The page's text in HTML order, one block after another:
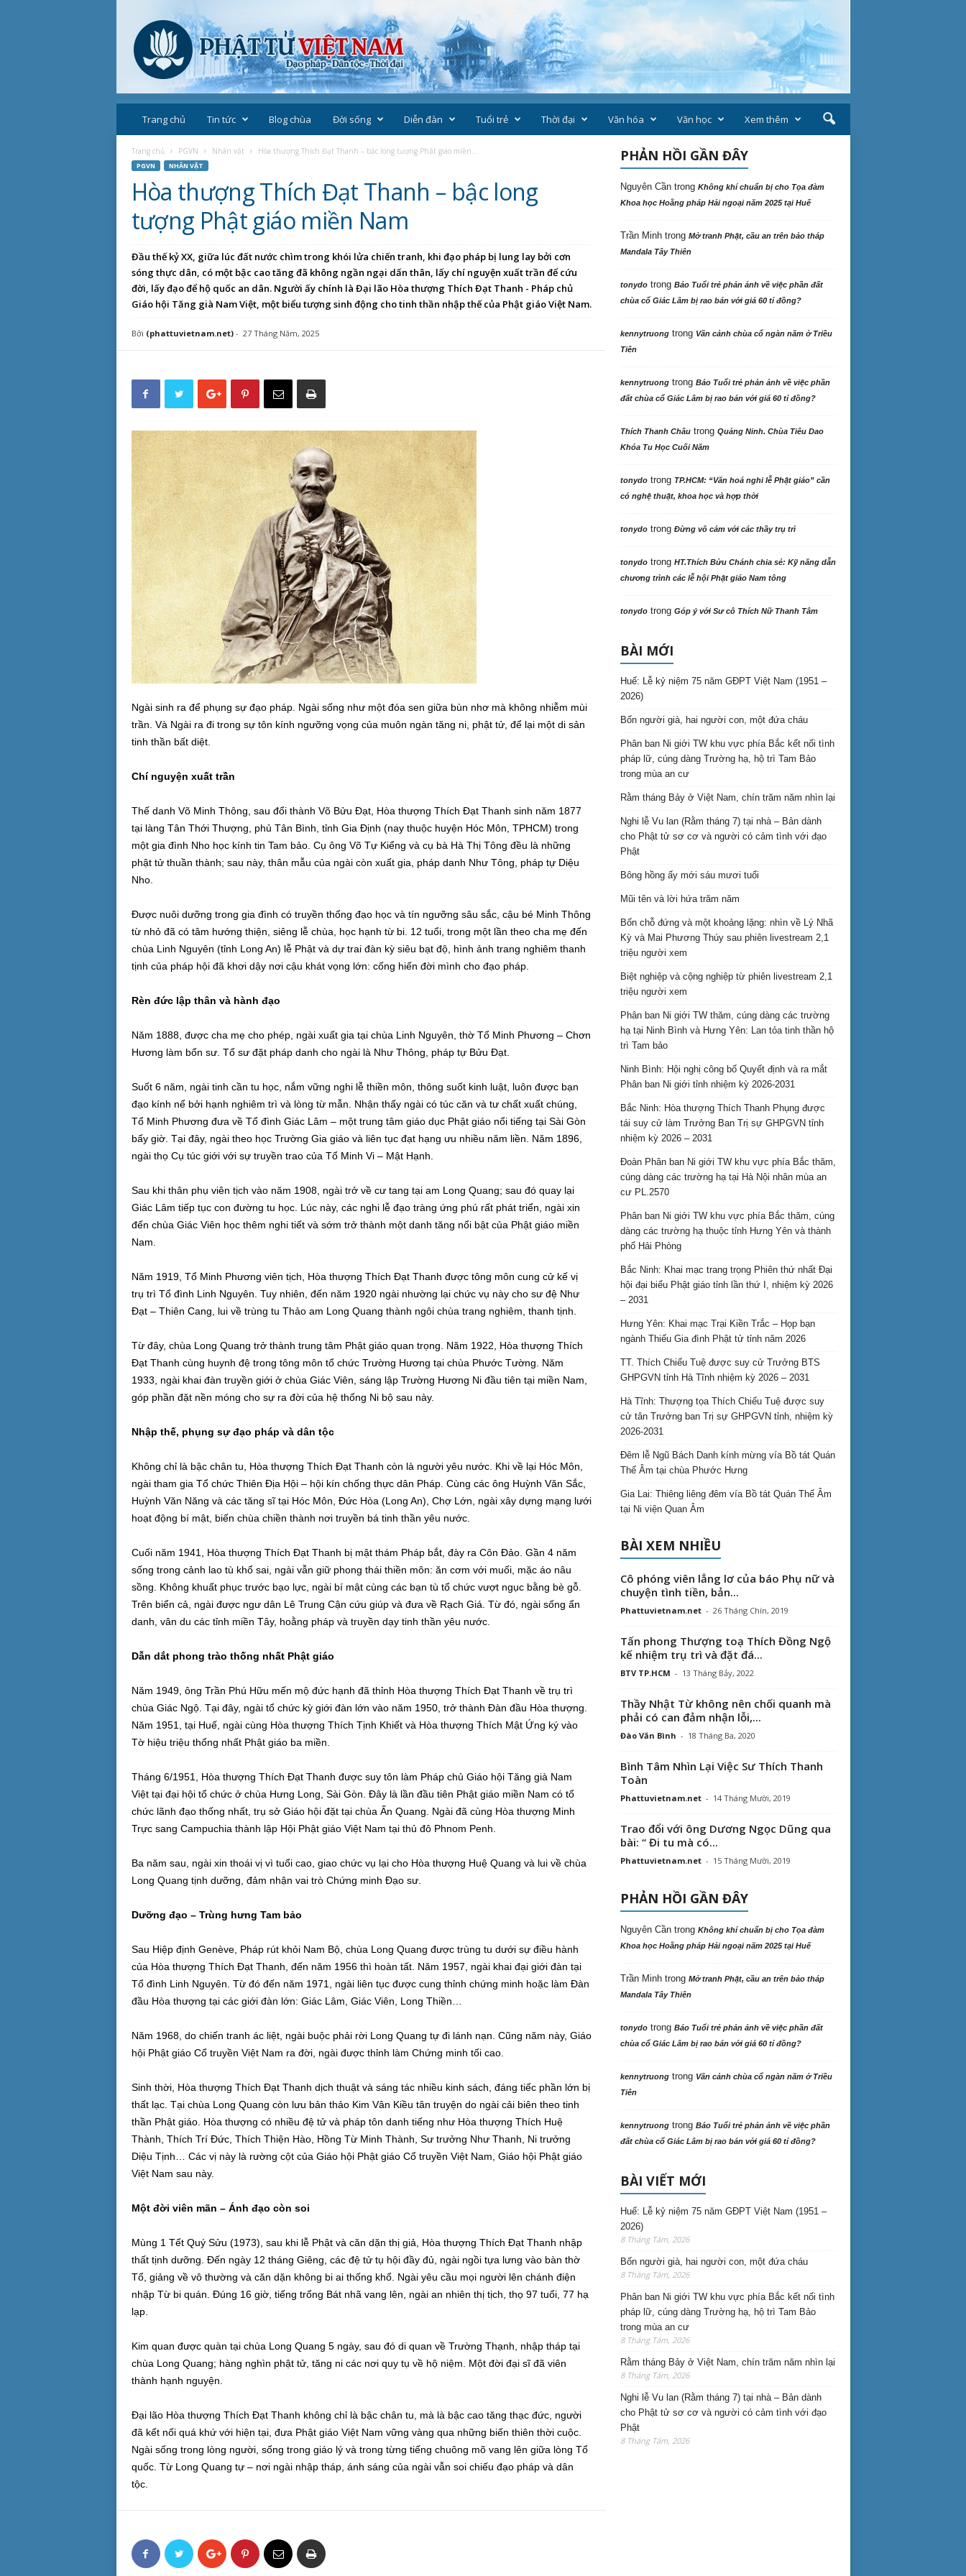
Trang chủ Tin tức Blog chùa Đời sống Diễn đàn Tuổi trẻ Thời đại Văn hóa Văn học Xem thêm
Trang chủ PGVN Nhân vật Hòa thượng Thích Đạt Thanh – bậc long tượng Phật giáo miền...
PGVN NHÂN VẬT
Hòa thượng Thích Đạt Thanh – bậc long
tượng Phật giáo miền Nam
Đầu thế kỷ XX, giữa lúc đất nước chìm trong khói lửa chiến tranh, khi đạo pháp bị lung lay bởi cơn
sóng thực dân, có một bậc cao tăng đã không ngần ngại dấn thân, lấy chí nguyện xuất trần để cứu
đời, lấy đạo để hộ quốc an dân. Người ấy chính là Đại lão Hòa thượng Thích Đạt Thanh - Pháp chủ
Giáo hội Tăng già Nam Việt, một biểu tượng sinh động cho tinh thần nhập thế của Phật giáo Việt Nam.
Bởi (phattuvietnam.net)- 27 Tháng Năm, 2025
Ngài sinh ra để phụng sự đạo pháp. Ngài sống như một đóa sen giữa bùn nhơ mà không nhiễm mùi
trần. Và Ngài ra đi trong sự tôn kính ngưỡng vọng của muôn ngàn tăng ni, phật tử, để lại một di sản
tinh thần bất diệt.
Chí nguyện xuất trần
Thế danh Võ Minh Thông, sau đổi thành Võ Bửu Đạt, Hòa thượng Thích Đạt Thanh sinh năm 1877
tại làng Tân Thới Thượng, phủ Tân Bình, tỉnh Gia Định (nay thuộc huyện Hóc Môn, TPHCM) trong
một gia đình Nho học kính tin Tam bảo. Cụ ông Võ Tự Kiểng và cụ bà Hà Thị Tông đều là những
phật tử thuần thành; sau này, thân mẫu của ngài còn xuất gia, pháp danh Như Tông, pháp tự Diệu
Nho.
Được nuôi dưỡng trong gia đình có truyền thống đạo học và tín ngưỡng sâu sắc, cậu bé Minh Thông
từ nhỏ đã có tâm hướng thiện, siêng lễ chùa, học hạnh từ bi. 12 tuổi, trong một lần theo cha mẹ đến
chùa Linh Nguyên (tỉnh Long An) lễ Phật và dự trai đàn kỳ siêu bạt độ, hình ảnh trang nghiêm thanh
tịnh của pháp hội đã khơi dậy nơi cậu khát vọng lớn: cống hiến đời mình cho đạo pháp.
Rèn đức lập thân và hành đạo
Năm 1888, được cha mẹ cho phép, ngài xuất gia tại chùa Linh Nguyên, thờ Tổ Minh Phương – Chơn
Hương làm bổn sư. Tổ sư đặt pháp danh cho ngài là Như Thông, pháp tự Bửu Đạt.
Suốt 6 năm, ngài tinh cần tu học, nắm vững nghi lễ thiền môn, thông suốt kinh luật, luôn được bạn
đạo kính nể bởi hạnh nghiêm trì và lòng từ mẫn. Nhận thấy ngài có túc căn và tư chất xuất chúng,
Tổ Minh Phương đưa về Tổ đình Giác Lâm – một trung tâm giáo dục Phật giáo nổi tiếng tại Sài Gòn
bấy giờ. Tại đây, ngài theo học Trường Gia giáo và liên tục đạt hạng ưu nhiều năm liền. Năm 1896,
ngài thọ Cụ túc giới với sự truyền trao của Tổ Minh Vi – Mật Hạnh.
Sau khi thân phụ viên tịch vào năm 1908, ngài trở về cư tang tại am Long Quang; sau đó quay lại
Giác Lâm tiếp tục con đường tu học. Lúc này, các nghi lễ đạo tràng ứng phú rất phát triển, ngài xin
đến chùa Giác Viên học thêm nghi tiết và sớm trở thành một danh tăng nổi bật của Phật giáo miền
Nam.
Năm 1919, Tổ Minh Phương viên tịch, Hòa thượng Thích Đạt Thanh được tông môn cung cử kế vị
trụ trì Tổ đình Linh Nguyên. Tuy nhiên, đến năm 1920 ngài nhường lại chức vụ này cho sư đệ Như
Đạt – Thiên Cang, lui về trùng tu Thảo am Long Quang thành ngôi chùa trang nghiêm, thanh tịnh.
Từ đây, chùa Long Quang trở thành trung tâm Phật giáo quan trọng. Năm 1922, Hòa thượng Thích
Đạt Thanh cùng huynh đệ trong tông môn tổ chức Trường Hương tại chùa Phước Tường. Năm
1933, ngài khai đàn truyền giới ở chùa Giác Viên, sáng lập Trường Hương Ni đầu tiên tại miền Nam,
góp phần đặt nền móng cho sự ra đời của hệ thống Ni bộ sau này.
Nhập thế, phụng sự đạo pháp và dân tộc
Không chỉ là bậc chân tu, Hòa thượng Thích Đạt Thanh còn là người yêu nước. Khi về lại Hóc Môn,
ngài tham gia Tổ chức Thiên Địa Hội – hội kín chống thực dân Pháp. Cùng các ông Huỳnh Văn Sắc,
Huỳnh Văn Năng và các tăng sĩ tại Hóc Môn, Đức Hòa (Long An), Chợ Lớn, ngài xây dựng mạng lưới
hoạt động bí mật, biến chùa chiền thành nơi truyền bá tinh thần yêu nước.
Cuối năm 1941, Hòa thượng Thích Đạt Thanh bị mật thám Pháp bắt, đày ra Côn Đảo. Gần 4 năm
sống trong cảnh lao tù khổ sai, ngài vẫn giữ phong thái thiền môn: ăn cơm với muối, mặc áo nâu
sồng. Không khuất phục trước bạo lực, ngài bí mật cùng các bạn tù tổ chức vượt ngục bằng bè gỗ.
Trên biển cả, ngài được ngư dân Lê Trung Cận cứu giúp và đưa về Rạch Giá. Từ đó, ngài sống ẩn
danh, vân du các tỉnh miền Tây, hoằng pháp và truyền dạy tinh thần yêu nước.
Dẫn dắt phong trào thống nhất Phật giáo
Năm 1949, ông Trần Phú Hữu mến mộ đức hạnh đã thỉnh Hòa thượng Thích Đạt Thanh về trụ trì
chùa Giác Ngộ. Tại đây, ngài tổ chức kỳ giới đàn lớn vào năm 1950, trở thành Đàn đầu Hòa thượng.
Năm 1951, tại Huế, ngài cùng Hòa thượng Thích Tịnh Khiết và Hòa thượng Thích Mật Ứng ký vào
Tờ hiệu triệu thống nhất Phật giáo ba miền.
Tháng 6/1951, Hòa thượng Thích Đạt Thanh được suy tôn làm Pháp chủ Giáo hội Tăng già Nam
Việt tại đại hội tổ chức ở chùa Hưng Long, Sài Gòn. Đây là lần đầu tiên Phật giáo miền Nam có tổ
chức lãnh đạo thống nhất, trụ sở Giáo hội đặt tại chùa Ấn Quang. Ngài đã cùng Hòa thượng Minh
Trực sang Campuchia thành lập Hội Phật giáo Việt Nam tại thủ đô Phnom Penh.
Ba năm sau, ngài xin thoái vị vì tuổi cao, giao chức vụ lại cho Hòa thượng Huệ Quang và lui về chùa
Long Quang tịnh dưỡng, đảm nhận vai trò Chứng minh Đạo sư.
Dưỡng đạo – Trùng hưng Tam bảo
Sau Hiệp định Genève, Pháp rút khỏi Nam Bộ, chùa Long Quang được trùng tu dưới sự điều hành
của Hòa thượng Thích Đạt Thanh, đến năm 1956 thì hoàn tất. Năm 1957, ngài khai đại giới đàn tại
Tổ đình Linh Nguyên. Từ đó đến năm 1971, ngài liên tục được cung thỉnh chứng minh hoặc làm Đàn
đầu Hòa thượng tại các giới đàn lớn: Giác Lâm, Giác Viên, Long Thiền…
Năm 1968, do chiến tranh ác liệt, ngài buộc phải rời Long Quang tự đi lánh nạn. Cũng năm này, Giáo
hội Phật giáo Cổ truyền Việt Nam ra đời, ngài được thỉnh làm Chứng minh tối cao.
Sinh thời, Hòa thượng Thích Đạt Thanh dịch thuật và sáng tác nhiều kinh sách, đáng tiếc phần lớn bị
thất lạc. Tại chùa Long Quang còn lưu bản thảo Kim Vân Kiều tân truyện do ngài cải biên theo tinh
thần Phật giáo. Hòa thượng có nhiều đệ tử và pháp tôn danh tiếng như Hòa thượng Thích Huệ
Thành, Thích Trí Đức, Thích Thiện Hào, Hồng Từ Minh Thành, Sư trưởng Như Thanh, Ni trưởng
Diệu Tịnh… Các vị này là rường cột của Giáo hội Phật giáo Cổ truyền Việt Nam, Giáo hội Phật giáo
Việt Nam sau này.
Một đời viên mãn – Ánh đạo còn soi
Mùng 1 Tết Quý Sửu (1973), sau khi lễ Phật và căn dặn thị giả, Hòa thượng Thích Đạt Thanh nhập
thất tịnh dưỡng. Đến ngày 12 tháng Giêng, các đệ tử tụ hội đầy đủ, ngài ngồi tựa lưng vào bàn thờ
Tổ, giảng về vô thường và căn dặn không bi ai thống khổ. Ngài yêu cầu mọi người lên chánh điện
nhập Từ bi quán. Đúng 16 giờ, tiếng trống Bát nhã vang lên, ngài an nhiên thị tịch, thọ 97 tuổi, 77 hạ
lạp.
Kim quan được quàn tại chùa Long Quang 5 ngày, sau đó di quan về Trường Thạnh, nhập tháp tại
chùa Long Quang; hàng nghìn phật tử, tăng ni các nơi quy tụ về hộ niệm. Một đời đại sĩ đã viên
thành hạnh nguyện.
Đại lão Hòa thượng Thích Đạt Thanh không chỉ là bậc chân tu, mà là bậc cao tăng thạc đức, người
đã kết nối quá khứ với hiện tại, đưa Phật giáo Việt Nam vững vàng qua những biến thiên thời cuộc.
Ngài sống trong lòng người, sống trong giáo lý và trong từng tiếng chuông mõ vang lên giữa lòng Tổ
quốc. Từ Long Quang tự – nơi ngài nhập tháp, ánh sáng của ngài vẫn soi chiếu đạo pháp và dân
tộc.
PHẢN HỒI GẦN ĐÂY
Nguyên Cầntrong Không khí chuẩn bị cho Tọa đàm
Khoa học Hoằng pháp Hải ngoại năm 2025 tại Huế
Trần Minhtrong Mở tranh Phật, cầu an trên bảo tháp
Mandala Tây Thiên
tonydotrong Báo Tuổi trẻ phản ảnh về việc phần đất
chùa cổ Giác Lâm bị rao bán với giá 60 tỉ đồng?
kennytruongtrong Vãn cảnh chùa cổ ngàn năm ở Triều
Tiên
kennytruongtrong Báo Tuổi trẻ phản ảnh về việc phần
đất chùa cổ Giác Lâm bị rao bán với giá 60 tỉ đồng?
Thích Thanh Châutrong Quảng Ninh. Chùa Tiêu Dao
Khóa Tu Học Cuối Năm
tonydotrong TP.HCM: “Văn hoá nghi lễ Phật giáo” cần
có nghệ thuật, khoa học và hợp thời
tonydotrong Đừng vô cảm với các thầy trụ trì
tonydotrong HT.Thích Bửu Chánh chia sẻ: Kỹ năng dẫn
chương trình các lễ hội Phật giáo Nam tông
tonydotrong Góp ý với Sư cô Thích Nữ Thanh Tâm
BÀI MỚI
Huế: Lễ kỷ niệm 75 năm GĐPT Việt Nam (1951 –
2026)
Bốn người già, hai người con, một đứa cháu
Phân ban Ni giới TW khu vực phía Bắc kết nối tình
pháp lữ, cúng dàng Trường hạ, hộ trì Tam Bảo
trong mùa an cư
Rằm tháng Bảy ở Việt Nam, chín trăm năm nhìn lại
Nghi lễ Vu lan (Rằm tháng 7) tại nhà – Bản dành
cho Phật tử sơ cơ và người có cảm tình với đạo
Phật
Bông hồng ấy mới sáu mươi tuổi
Mũi tên và lời hứa trăm năm
Bốn chỗ đứng và một khoảng lặng: nhìn về Lý Nhã
Kỳ và Mai Phương Thúy sau phiên livestream 2,1
triệu người xem
Biệt nghiệp và cộng nghiệp từ phiên livestream 2,1
triệu người xem
Phân ban Ni giới TW thăm, cúng dàng các trường
hạ tại Ninh Bình và Hưng Yên: Lan tỏa tinh thần hộ
trì Tam bảo
Ninh Bình: Hội nghị công bố Quyết định và ra mắt
Phân ban Ni giới tỉnh nhiệm kỳ 2026-2031
Bắc Ninh: Hòa thượng Thích Thanh Phụng được
tái suy cử làm Trưởng Ban Trị sự GHPGVN tỉnh
nhiệm kỳ 2026 – 2031
Đoàn Phân ban Ni giới TW khu vực phía Bắc thăm,
cúng dàng các trường hạ tại Hà Nội nhân mùa an
cư PL.2570
Phân ban Ni giới TW khu vực phía Bắc thăm, cúng
dàng các trường hạ thuộc tỉnh Hưng Yên và thành
phố Hải Phòng
Bắc Ninh: Khai mạc trang trọng Phiên thứ nhất Đại
hội đại biểu Phật giáo tỉnh lần thứ I, nhiệm kỳ 2026
– 2031
Hưng Yên: Khai mạc Trại Kiền Trắc – Họp bạn
ngành Thiếu Gia đình Phật tử tỉnh năm 2026
TT. Thích Chiếu Tuệ được suy cử Trưởng BTS
GHPGVN tỉnh Hà Tĩnh nhiệm kỳ 2026 – 2031
Hà Tĩnh: Thượng tọa Thích Chiếu Tuệ được suy
cử tân Trưởng ban Trị sự GHPGVN tỉnh, nhiệm kỳ
2026-2031
Đêm lễ Ngũ Bách Danh kính mừng vía Bồ tát Quán
Thế Âm tại chùa Phước Hưng
Gia Lai: Thiêng liêng đêm vía Bồ tát Quán Thế Âm
tại Ni viện Quan Âm
BÀI XEM NHIỀU
Cô phóng viên lẳng lơ của báo Phụ nữ và
chuyện tình tiền, bản...
Phattuvietnam.net - 26 Tháng Chín, 2019
Tấn phong Thượng toạ Thích Đồng Ngộ
kế nhiệm trụ trì và đặt đá...
BTV TP.HCM - 13 Tháng Bảy, 2022
Thầy Nhật Từ không nên chối quanh mà
phải có can đảm nhận lỗi,...
Đào Văn Bình - 18 Tháng Ba, 2020
Bình Tâm Nhìn Lại Việc Sư Thích Thanh
Toàn
Phattuvietnam.net - 14 Tháng Mười, 2019
Trao đổi với ông Dương Ngọc Dũng qua
bài: “ Đi tu mà có...
Phattuvietnam.net - 15 Tháng Mười, 2019
PHẢN HỒI GẦN ĐÂY
Nguyên Cầntrong Không khí chuẩn bị cho Tọa đàm
Khoa học Hoằng pháp Hải ngoại năm 2025 tại Huế
Trần Minhtrong Mở tranh Phật, cầu an trên bảo tháp
Mandala Tây Thiên
tonydotrong Báo Tuổi trẻ phản ảnh về việc phần đất
chùa cổ Giác Lâm bị rao bán với giá 60 tỉ đồng?
kennytruongtrong Vãn cảnh chùa cổ ngàn năm ở Triều
Tiên
kennytruongtrong Báo Tuổi trẻ phản ảnh về việc phần
đất chùa cổ Giác Lâm bị rao bán với giá 60 tỉ đồng?
BÀI VIẾT MỚI
Huế: Lễ kỷ niệm 75 năm GĐPT Việt Nam (1951 –
2026)
8 Tháng Tám, 2026
Bốn người già, hai người con, một đứa cháu
8 Tháng Tám, 2026
Phân ban Ni giới TW khu vực phía Bắc kết nối tình
pháp lữ, cúng dàng Trường hạ, hộ trì Tam Bảo
trong mùa an cư
8 Tháng Tám, 2026
Rằm tháng Bảy ở Việt Nam, chín trăm năm nhìn lại
8 Tháng Tám, 2026
Nghi lễ Vu lan (Rằm tháng 7) tại nhà – Bản dành
cho Phật tử sơ cơ và người có cảm tình với đạo
Phật
8 Tháng Tám, 2026